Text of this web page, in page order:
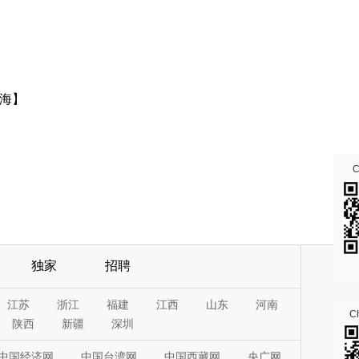
】
独家 招聘
江苏 浙江 福建 江西 山东
河南
陕西
新疆 深圳